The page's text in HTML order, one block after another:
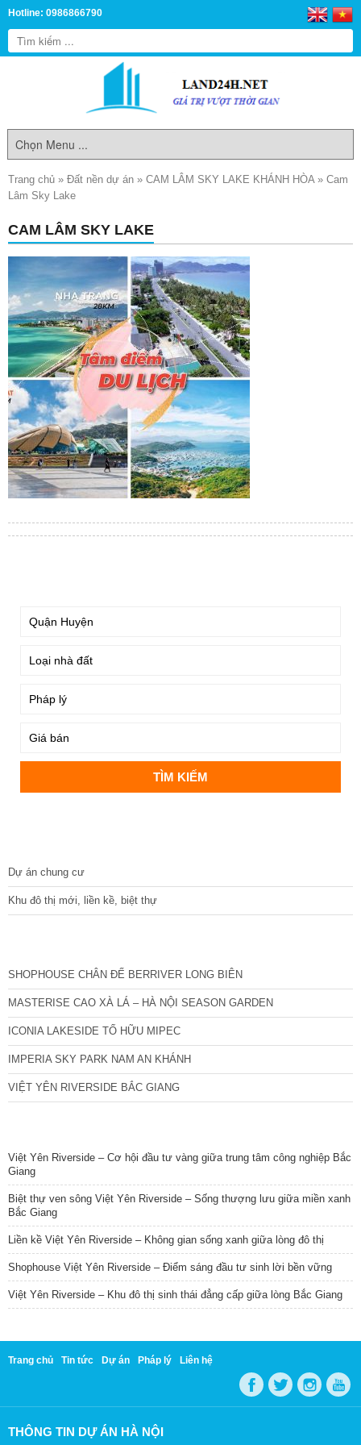
Hotline: 0986866790
Trang chủ » Đất nền dự án » CAM LÂM SKY LAKE KHÁNH HÒA» Cam
Lâm Sky Lake
CAM LÂM SKY LAKE
Dự án chung cư
Khu đô thị mới, liền kề, biệt thự
SHOPHOUSE CHÂN ĐẾ BERRIVER LONG BIÊN
MASTERISE CAO XÀ LÁ – HÀ NỘI SEASON GARDEN
ICONIA LAKESIDE TỐ HỮU MIPEC
IMPERIA SKY PARK NAM AN KHÁNH
VIỆT YÊN RIVERSIDE BẮC GIANG
Việt Yên Riverside – Cơ hội đầu tư vàng giữa trung tâm công nghiệp Bắc
Giang
Biệt thự ven sông Việt Yên Riverside – Sống thượng lưu giữa miền xanh
Bắc Giang
Liền kề Việt Yên Riverside – Không gian sống xanh giữa lòng đô thị
Shophouse Việt Yên Riverside – Điểm sáng đầu tư sinh lời bền vững
Việt Yên Riverside – Khu đô thị sinh thái đẳng cấp giữa lòng Bắc Giang
Trang chủ Tin tức Dự án Pháp lý Liên hệ
THÔNG TIN DỰ ÁN HÀ NỘI